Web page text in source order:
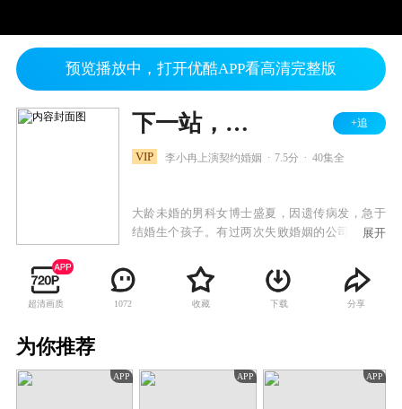
预览播放中，打开优酷APP看高清完整版
下一站，别离 +追
VIP 李小冉上演契约婚姻 7.5分 40集全
大龄未婚的男科女博士盛夏，因遗传病发，急于
结婚生个孩子。有过两次失败婚姻的公司高管秋
朋友联手逼婚。两个渴望用婚姻获得救赎的人，
阴差阳错地成为了邻居，引发了一连串误会。两
人怦然心动却懵懂不知，以契约形式开始了一段
也逐渐向对方敞开心扉，对婚姻有了更深的认
展开
超清画质 1072 收藏 下载 分享
为你推荐
APP APP APP